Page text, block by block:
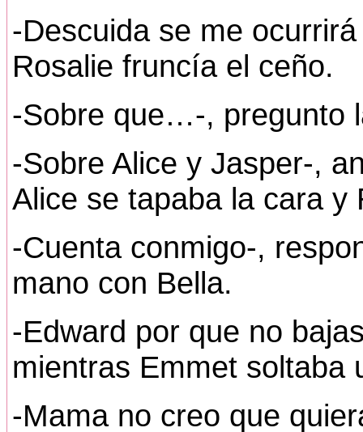
-Descuida se me
Rosalie fruncía el ceño.
-Sobre que…-, pregunto
-Sobre Alice y Jasper-,
Alice se tapaba la cara y
-Cuenta conmigo-,
mano con Bella.
-Edward por que no
mientras Emmet soltaba
-Mama no creo que